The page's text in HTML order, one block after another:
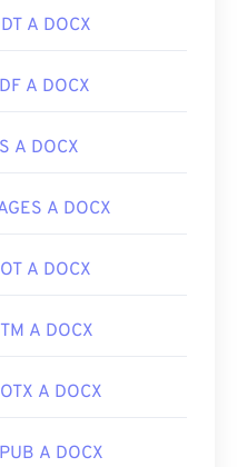
vantaggio
sui dispositivi mobili
quasi tutte le
una GIF per
le GIF con
i visualizzatori e
A DOCX
A DOCX
A DOCX
A DOCX
A DOCX
A DOCX
A DOCX
A DOCX